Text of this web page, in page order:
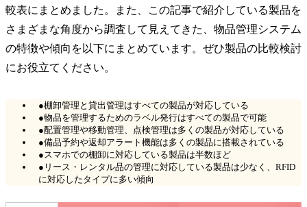
較表にまとめました。また、この記事で紹介している製品を
さまざまな角度から調査して見えてきた、物品管理システム
の特徴や傾向を以下にまとめています。ぜひ製品の比較検討
にお役立てください。
●棚卸管理と貸出管理はすべての製品が対応している
●物品を管理するためのラベル発行はすべての製品で可能
●配置管理や移動管理、点検管理は多くの製品が対応している
●備品予約や返却アラート機能は多くの製品に搭載されている
●スマホでの棚卸に対応している製品は半数ほど
●リース・レンタル品の管理に対応している製品は少なく、RFID
に対応したタイプに多い傾向